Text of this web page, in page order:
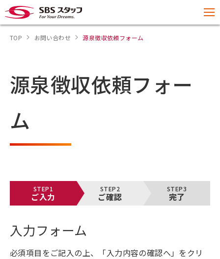
TOP お問い合わせ 源泉徴収依頼フォーム
源泉徴収依頼フォー
ム
STEP1
ご入力
STEP2
ご確認
STEP3
完了
入力フォーム
必須項目をご記入の上、「入力内容の確認へ」をクリ